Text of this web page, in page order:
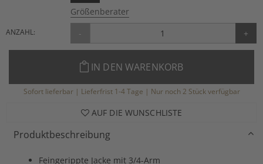
Größenberater
ANZAHL: - +
IN DEN WARENKORB
Sofort lieferbar | Lieferfrist 1-4 Tage | Nur noch 2 Stück verfügbar
AUF DIE WUNSCHLISTE
Produktbeschreibung
Feingerippte Jacke mit 3/4-Arm